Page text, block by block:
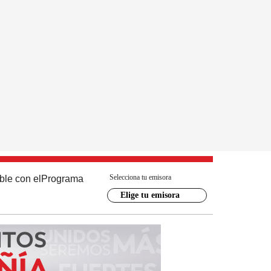
con el Programa Selecciona tu emisora
Elige tu emisora